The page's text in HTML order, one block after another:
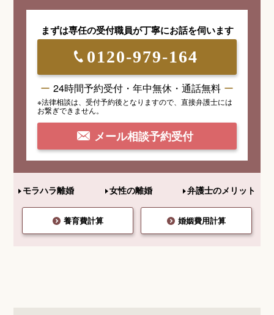
まずは専任の受付職員が丁寧にお話を伺います
0120-979-164
24時間予約受付・年中無休・通話無料
※法律相談は、受付予約後となりますので、 直接弁護士には
お繋ぎできません。
メール相談予約受付
モラハラ離婚 女性の離婚 弁護士のメリット
養育費計算 婚姻費用計算